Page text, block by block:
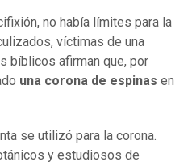
no había límites para la
víctimas de una
bíblicos afirman que, por
una corona de espinas en
se utilizó para la corona.
y estudiosos de